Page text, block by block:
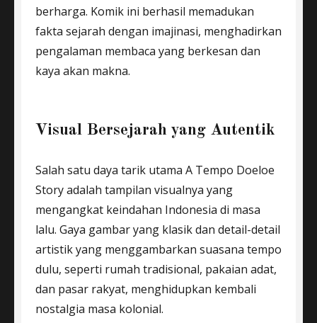
berharga. Komik ini berhasil memadukan
fakta sejarah dengan imajinasi, menghadirkan
pengalaman membaca yang berkesan dan
kaya akan makna.
Visual Bersejarah yang Autentik
Salah satu daya tarik utama A Tempo Doeloe
Story adalah tampilan visualnya yang
mengangkat keindahan Indonesia di masa
lalu. Gaya gambar yang klasik dan detail-detail
artistik yang menggambarkan suasana tempo
dulu, seperti rumah tradisional, pakaian adat,
dan pasar rakyat, menghidupkan kembali
nostalgia masa kolonial.